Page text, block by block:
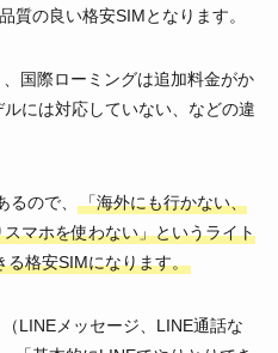
質の良い格安SIMとなります。
国際ローミングは追加料金がか
には対応していない、などの違
ので、
「海外にも行かない、
マホを使わない」というライト
る格安SIMになります。
LINEメッセージ、LINE通話な